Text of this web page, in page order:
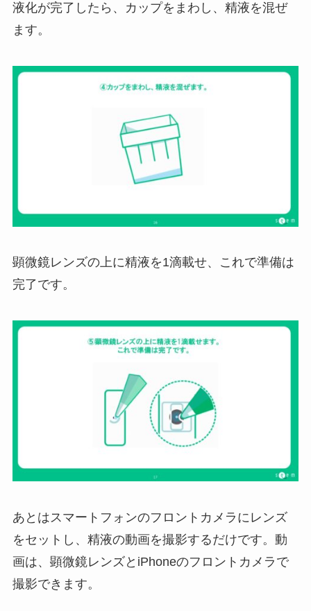
液化が完了したら、カップをまわし、精液を混ぜ
ます。
顕微鏡レンズの上に精液を1滴載せ、これで準備は
完了です。
あとはスマートフォンのフロントカメラにレンズ
をセットし、精液の動画を撮影するだけです。動
画は、顕微鏡レンズとiPhoneのフロントカメラで
撮影できます。